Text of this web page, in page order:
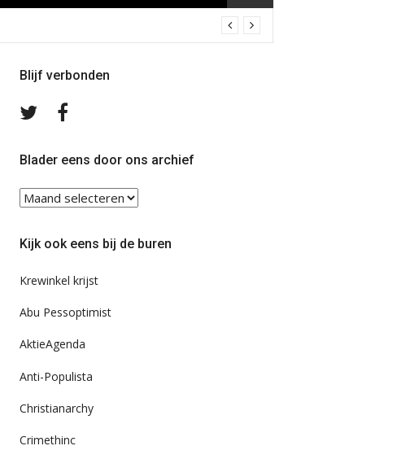
Blijf verbonden
Volg
TwitterFacebook
Blader eens door ons archief
Blader
eens
ons
Kijk ook eens bij de buren
Krewinkel krijst
Abu Pessoptimist
AktieAgenda
Anti-Populista
Christianarchy
Crimethinc